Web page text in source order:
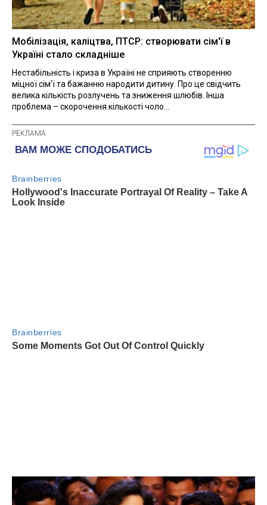
Мобілізація, каліцтва, ПТСР: створювати сім'ї в
Україні стало складніше
Нестабільність і криза в Україні не сприяють створенню
міцної сім'ї та бажанню народити дитину. Про це свідчить
велика кількість розлучень та зниження шлюбів. Інша
проблема – скорочення кількості чоло...